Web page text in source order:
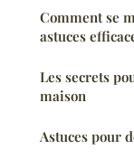
Comment se
astuces
Les secrets
maison
Astuces pour